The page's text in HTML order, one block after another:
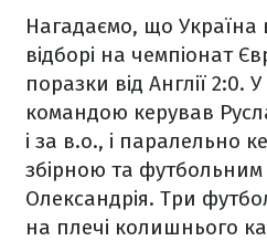
Нагадаємо, що Україна
відборі на чемпіонат
поразки від Англії 2:0.
командою керував
і за в.о., і паралельно
збірною та
Олександрія. Три
на плечі колишнього